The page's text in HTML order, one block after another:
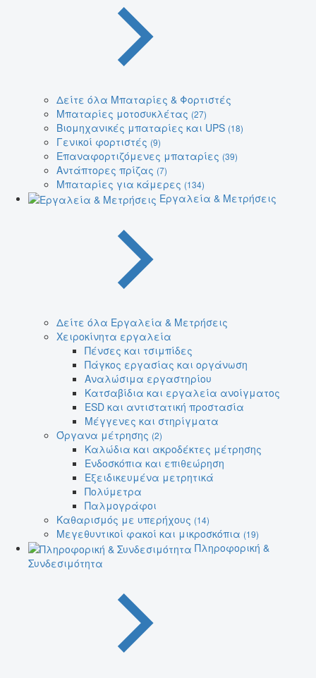
Δείτε όλα Μπαταρίες & Φορτιστές
Μπαταρίες μοτοσυκλέτας (27)
Βιομηχανικές μπαταρίες και UPS (18)
Γενικοί φορτιστές (9)
Επαναφορτιζόμενες μπαταρίες (39)
Αντάπτορες πρίζας (7)
Μπαταρίες για κάμερες (134)
Εργαλεία & Μετρήσεις
Δείτε όλα Εργαλεία & Μετρήσεις
Χειροκίνητα εργαλεία
Πένσες και τσιμπίδες
Πάγκος εργασίας και οργάνωση
Αναλώσιμα εργαστηρίου
Κατσαβίδια και εργαλεία ανοίγματος
ESD και αντιστατική προστασία
Μέγγενες και στηρίγματα
Όργανα μέτρησης (2)
Καλώδια και ακροδέκτες μέτρησης
Ενδοσκόπια και επιθεώρηση
Εξειδικευμένα μετρητικά
Πολύμετρα
Παλμογράφοι
Καθαρισμός με υπερήχους (14)
Μεγεθυντικοί φακοί και μικροσκόπια (19)
Πληροφορική &
Συνδεσιμότητα